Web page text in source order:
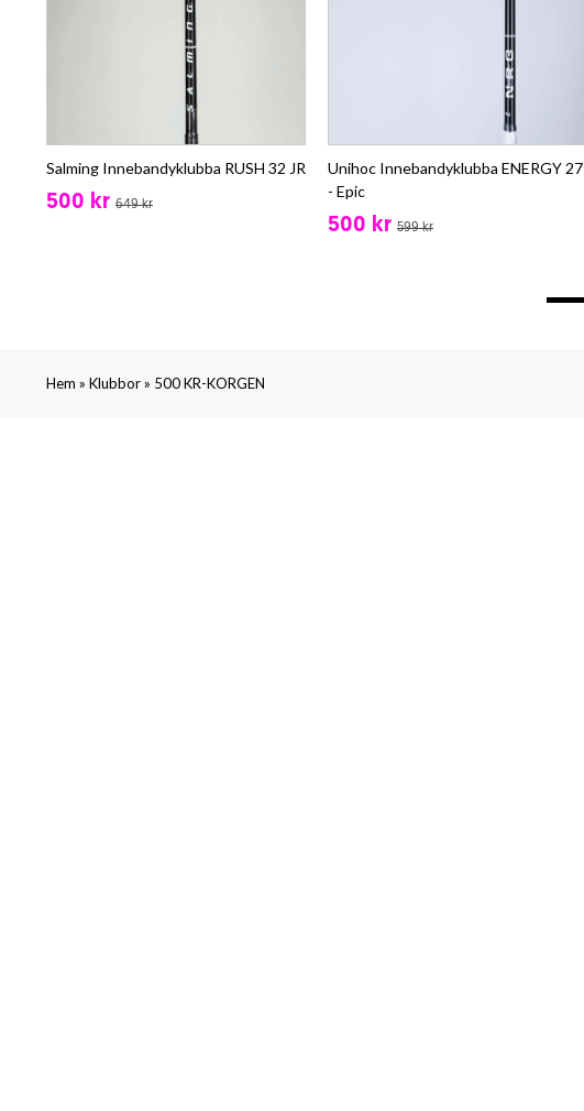
Salming Innebandyklubba RUSH 32 JR
500 kr 649 kr
Unihoc Innebandyklubba ENERGY 27
- Epic
500 kr 599 kr
Hem » Klubbor» 500 KR-KORGEN